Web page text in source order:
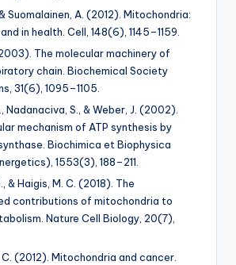
Suomalainen, A. (2012). Mitochondria:
in health. Cell, 148(6), 1145–1159.
The molecular machinery of
chain. Biochemical Society
31(6), 1095–1105.
Nadanaciva, S., & Weber, J. (2002).
mechanism of ATP synthesis by
Biochimica et Biophysica
1553(3), 188–211.
& Haigis, M. C. (2018). The
contributions of mitochondria to
Nature Cell Biology, 20(7),
(2012). Mitochondria and cancer.